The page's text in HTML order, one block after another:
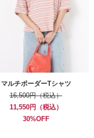
マルチボーダーTシャツ
16,500円（税込）
11,550円（税込）
30%OFF